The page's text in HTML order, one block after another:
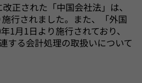
正された「中国会社法」は、
行されました。また、「外国
1月1日より施行されており、
する会計処理の取扱いについて